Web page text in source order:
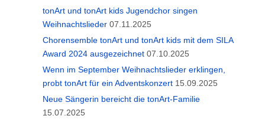
tonArt und tonArt kids Jugendchor singen
Weihnachtslieder 07.11.2025
Chorensemble tonArt und tonArt kids mit dem SILA
Award 2024 ausgezeichnet 07.10.2025
Wenn im September Weihnachtslieder erklingen,
probt tonArt für ein Adventskonzert 15.09.2025
Neue Sängerin bereicht die tonArt-Familie
15.07.2025